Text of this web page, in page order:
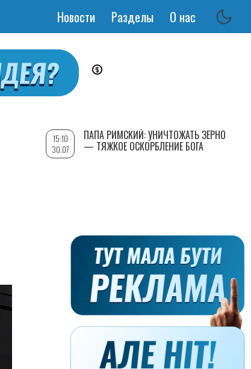
Основная
Новости Разделы О нас
15:10
30.07
ПАПА РИМСКИЙ: УНИЧТОЖАТЬ ЗЕРНО
— ТЯЖКОЕ ОСКОРБЛЕНИЕ БОГА